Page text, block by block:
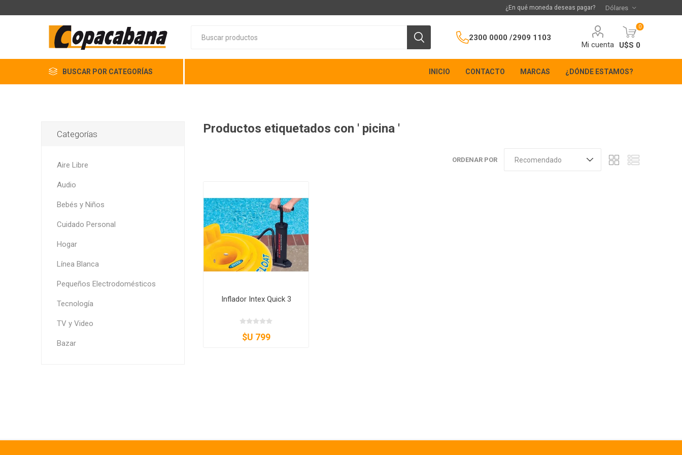
¿En qué moneda deseas pagar?
2300 0000 /2909 1103
Mi cuenta
0
U$S 0
BUSCAR POR CATEGORÍAS INICIO CONTACTO MARCAS ¿DÓNDE ESTAMOS?
Productos etiquetados con ' picina '
ORDENAR POR
Inflador Intex Quick 3
$U 799
Categorías
Aire Libre
Audio
Bebés y Niños
Cuidado Personal
Hogar
Línea Blanca
Pequeños Electrodomésticos
Tecnología
TV y Video
Bazar